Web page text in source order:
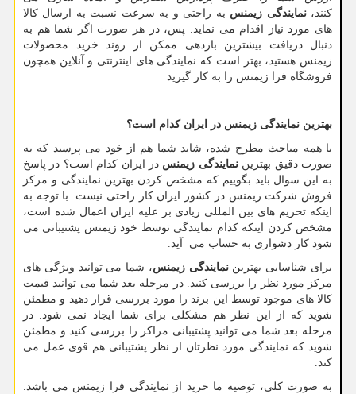
کنند،نمایندگی زیمنس به راحتی و به سرعت نسبت به ارسال کالا
های مورد نیاز اقدام می نماید. پس، در هر صورت اگر شما هم به
دنبال دریافت بیشترین بازدهی ممکن از روند خرید محصولات
زیمنس هستید، بهتر است که نمایندگی های اینترنتی و آنلاین همچون
فروشگاه فرا زیمنس را به کار گیرید
بهترین نمایندگی زیمنس در ایران کدام است؟
با همه مباحث مطرح شده، شاید شما هم از خود می پرسید که به
صورت دقیق بهتریننمایندگی زیمنس در ایران کدام است؟ در پاسخ
به این سوال باید بگوییم که مشخص کردن بهترین نمایندگی و مرکز
فروش شرکت زیمنس در کشور ایران کار راحتی نیست. با توجه به
اینکه تحریم های بین المللی زیادی بر علیه ایران اعمال شده است،
مشخص کردن اینکه کدام نمایندگی توسط خود زیمنس پشتیبانی می
شود کار دشواری به حساب می آید.
برای شناسایی بهتریننمایندگی زیمنس، شما می توانید ویژگی های
مرکز مورد نظر را بررسی کنید. در مرحله بعد شما می توانید قیمت
کالا های موجود توسط این برند را مورد بررسی قرار دهید و مطمئن
شوید که از این نظر هم مشکلی برای شما ایجاد نمی شود. در
مرحله بعد شما می توانید پشتیبانی مراکز را بررسی کنید و مطمئن
شوید که نمایندگی مورد نظرتان از نظر پشتیبانی هم قوی عمل می
کند.
به صورت کلی، توصیه ما خرید از نمایندگی فرا زیمنس می باشد.